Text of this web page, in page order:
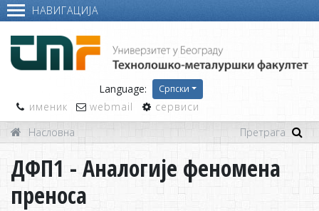
НАВИГАЦИЈА
Language: Српски
именик webmail
сервиси
Насловна
ДФП1 - Аналогије феномена
преноса